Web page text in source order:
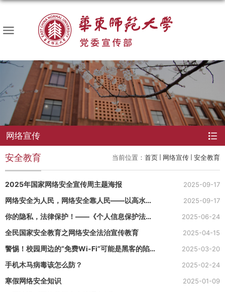
网络宣传
当前位置： 首页 网络宣传 安全教育
安全教育
2025年国家网络安全宣传周主题海报 2025-09-17
网络安全为人民，网络安全靠人民——以高水平
安全守护高质量发展
2025-09-17
你的隐私，法律保护！——《个人信息保护法》
为你保驾护航
2025-06-24
全民国家安全教育之网络安全法治宣传教育 2025-04-15
警惕！校园周边的“免费Wi-Fi”可能是黑客的陷
阱
2025-03-20
手机木马病毒该怎么防？ 2025-02-24
寒假网络安全知识 2025-01-09